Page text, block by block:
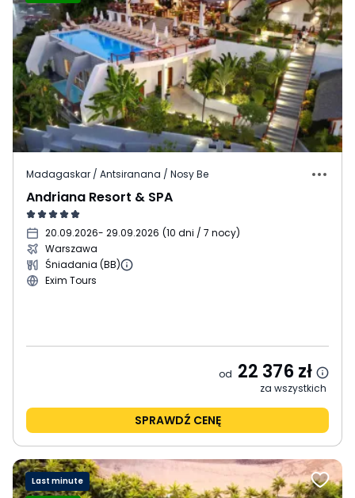
Madagaskar / Antsiranana / Nosy Be
Andriana Resort & SPA
20.09.2026- 29.09.2026 (10 dni / 7 nocy)
Warszawa
Śniadania (BB)
Exim Tours
od 22 376zł
za wszystkich
SPRAWDŹ CENĘ
Last minute